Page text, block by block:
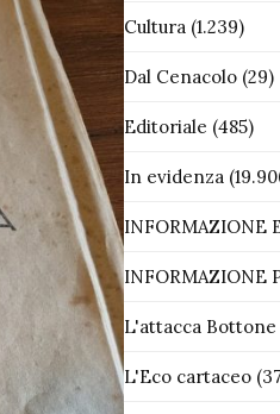
Cultura(1.239)
Dal Cenacolo(29)
Editoriale (485)
In evidenza
INFORMAZIONE
INFORMAZIONE
L'attacca Bottone
L'Eco cartaceo